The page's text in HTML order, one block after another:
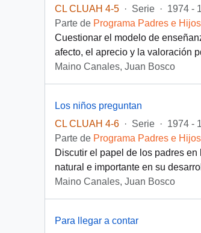
CL CLUAH 4-5 · Serie · 1974 -
Parte de Programa Padres e
Cuestionar el modelo de
afecto, el aprecio y la valoración
Maino Canales, Juan Bosco
Los niños preguntan
CL CLUAH 4-6 · Serie · 1974 -
Parte de Programa Padres e
Discutir el papel de los padres
natural e importante en su
Maino Canales, Juan Bosco
Para llegar a contar